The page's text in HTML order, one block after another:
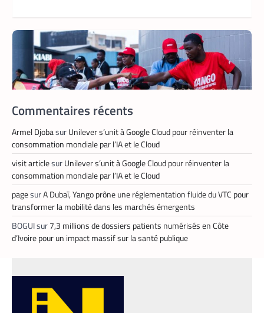
APPLICATION , TECH AFRIQUE
Prosuma et Yango Food : un partenariat qui
impacte le marché du travail ivoirien
La Rédaction 10 mai 2026
Le partenariat entre Prosuma et Yango
Food promet de transformer le commerce
ivoirien en stimulant l’emploi local,
et inclusive.
Commentaires récents
Armel DjobasurUnilever s’unit à Google Cloud pour réinventer la
consommation mondiale par l’IA et le Cloud
visit articlesurUnilever s’unit à Google Cloud pour réinventer la
consommation mondiale par l’IA et le Cloud
pagesurA Dubaï, Yango prône une réglementation fluide du VTC pour
transformer la mobilité dans les marchés émergents
BOGUIsur7,3 millions de dossiers patients numérisés en Côte
d’Ivoire pour un impact massif sur la santé publique